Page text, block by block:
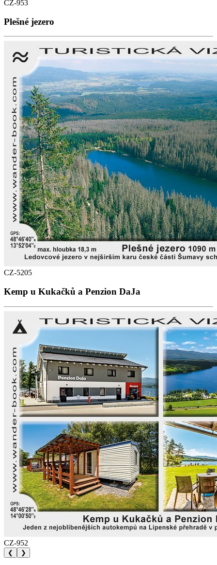
CZ-953
Plešné jezero
CZ-5205
Kemp u Kukačků a Penzion DaJa
CZ-952
❮ ❯